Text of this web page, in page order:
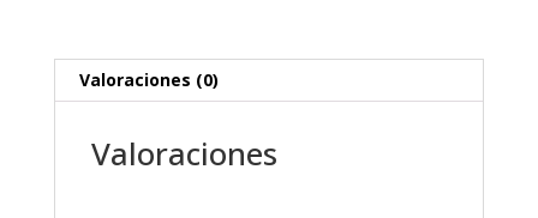
Valoraciones (0)
Valoraciones